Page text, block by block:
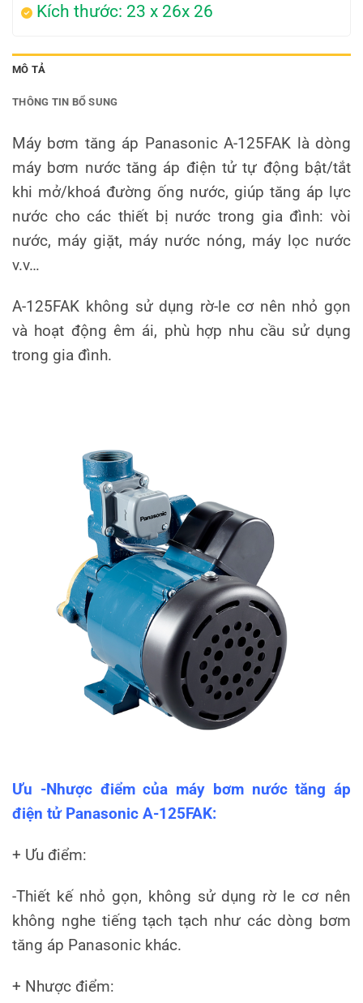
Kích thước: 23 x 26x 26
MÔ TẢ
THÔNG TIN BỔ SUNG
Máy bơm tăng áp Panasonic A-125FAK là dòng
máy bơm nước tăng áp điện tử tự động bật/tắt
khi mở/khoá đường ống nước, giúp tăng áp lực
nước cho các thiết bị nước trong gia đình: vòi
nước, máy giặt, máy nước nóng, máy lọc nước
v.v…
A-125FAK không sử dụng rờ-le cơ nên nhỏ gọn
và hoạt động êm ái, phù hợp nhu cầu sử dụng
trong gia đình.
Ưu -Nhược điểm của máy bơm nước tăng áp
điện tử Panasonic A-125FAK:
+ Ưu điểm:
-Thiết kế nhỏ gọn, không sử dụng rờ le cơ nên
không nghe tiếng tạch tạch như các dòng bơm
tăng áp Panasonic khác.
+ Nhược điểm: